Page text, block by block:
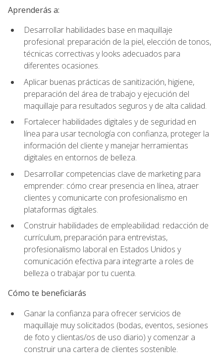
Aprenderás a:
Desarrollar habilidades base en maquillaje
profesional: preparación de la piel, elección de tonos,
técnicas correctivas y looks adecuados para
diferentes ocasiones.
Aplicar buenas prácticas de sanitización, higiene,
preparación del área de trabajo y ejecución del
maquillaje para resultados seguros y de alta calidad.
Fortalecer habilidades digitales y de seguridad en
línea para usar tecnología con confianza, proteger la
información del cliente y manejar herramientas
digitales en entornos de belleza.
Desarrollar competencias clave de marketing para
emprender: cómo crear presencia en línea, atraer
clientes y comunicarte con profesionalismo en
plataformas digitales.
Construir habilidades de empleabilidad: redacción de
currículum, preparación para entrevistas,
profesionalismo laboral en Estados Unidos y
comunicación efectiva para integrarte a roles de
belleza o trabajar por tu cuenta.
Cómo te beneficiarás
Ganar la confianza para ofrecer servicios de
maquillaje muy solicitados (bodas, eventos, sesiones
de foto y clientas/os de uso diario) y comenzar a
construir una cartera de clientes sostenible.